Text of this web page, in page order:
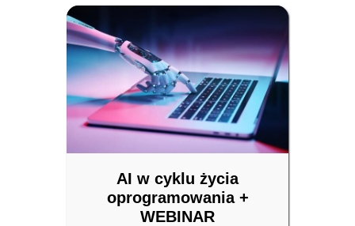
AI w cyklu życia
oprogramowania +
WEBINAR